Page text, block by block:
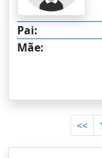
Pai:
Mãe:
<<
1